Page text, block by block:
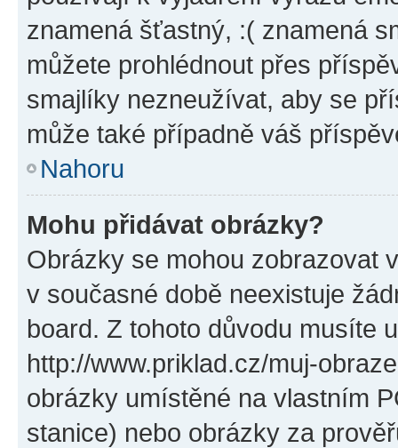
znamená šťastný, :( znamená
můžete prohlédnout přes
smajlíky nezneužívat, aby se
může také případně váš
Nahoru
Mohu přidávat obrázky?
Obrázky se mohou zobrazovat
v současné době neexistuje
board. Z tohoto důvodu musíte
http://www.priklad.cz/muj-
obrázky umístěné na vlastním
stanice) nebo obrázky za